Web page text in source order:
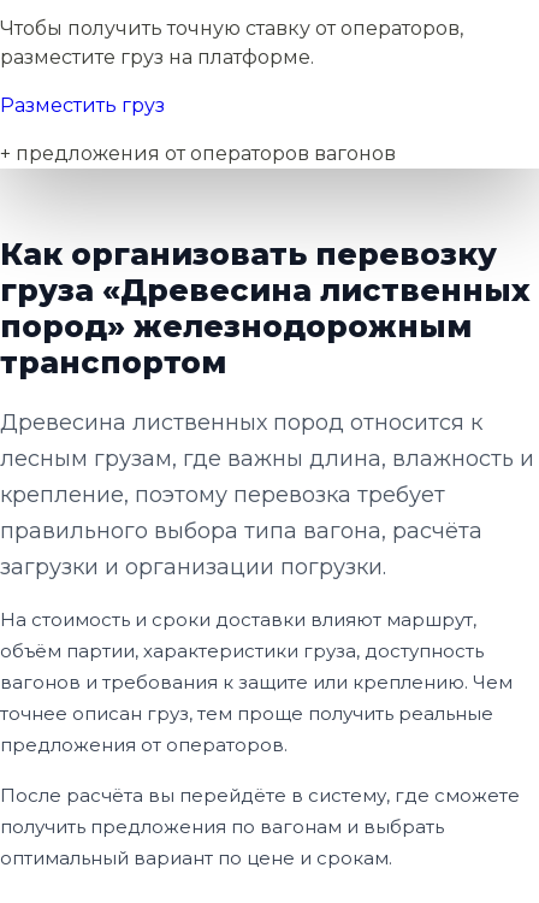
Чтобы получить точную ставку от операторов,
разместите груз на платформе.
Разместить груз
+ предложения от операторов вагонов
Как организовать перевозку
груза «Древесина лиственных
пород» железнодорожным
транспортом
Древесина лиственных пород относится к
лесным грузам, где важны длина, влажность и
крепление, поэтому перевозка требует
правильного выбора типа вагона, расчёта
загрузки и организации погрузки.
На стоимость и сроки доставки влияют маршрут,
объём партии, характеристики груза, доступность
вагонов и требования к защите или креплению. Чем
точнее описан груз, тем проще получить реальные
предложения от операторов.
После расчёта вы перейдёте в систему, где сможете
получить предложения по вагонам и выбрать
оптимальный вариант по цене и срокам.